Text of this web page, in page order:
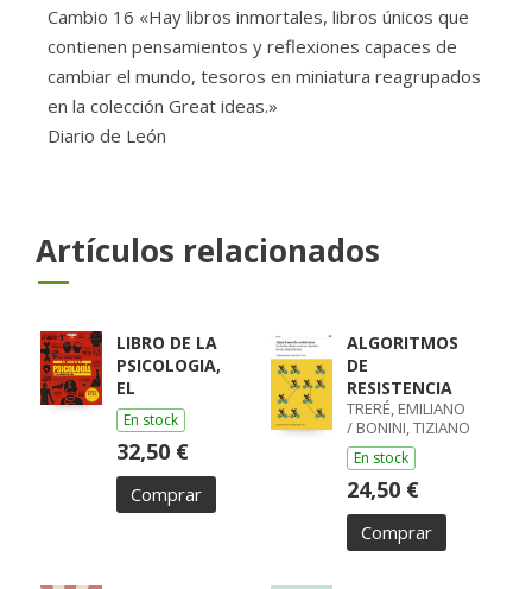
Cambio 16 «Hay libros inmortales, libros únicos que
contienen pensamientos y reflexiones capaces de
cambiar el mundo, tesoros en miniatura reagrupados
en la colección Great ideas.»
Diario de León
Artículos relacionados
LIBRO DE LA
PSICOLOGIA,
EL
En stock
32,50 €
Comprar
ALGORITMOS
DE
RESISTENCIA
TRERÉ, EMILIANO
/ BONINI, TIZIANO
En stock
24,50 €
Comprar